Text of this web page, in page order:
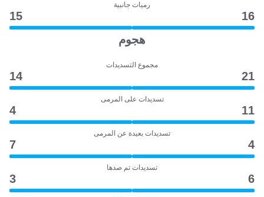
رميات جانبية
16
15
هجوم
مجموع التسديدات
21
14
تسديدات على المرمى
11
4
تسديدات بعيدة عن المرمى
4
7
تسديدات تم صدها
6
3